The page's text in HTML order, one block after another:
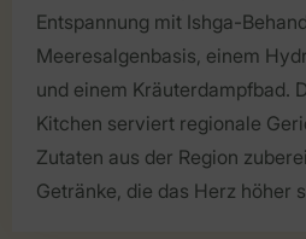
Entspannung mit Ishga-
Meeresalgenbasis, einem
und einem Kräuterdampfbad.
Kitchen serviert regionale
Zutaten aus der Region
Getränke, die das Herz höher